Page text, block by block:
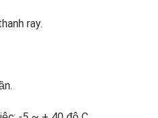
ray.